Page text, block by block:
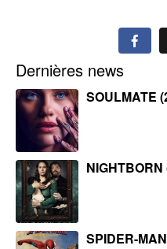
Dernières news
SOULMATE
NIGHTBORN
SPIDER-